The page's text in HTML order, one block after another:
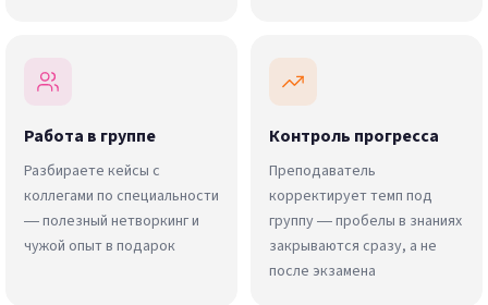
Работа в группе
Разбираете кейсы с
коллегами по специальности
— полезный нетворкинг и
чужой опыт в подарок
Контроль прогресса
Преподаватель
корректирует темп под
группу — пробелы в знаниях
закрываются сразу, а не
после экзамена